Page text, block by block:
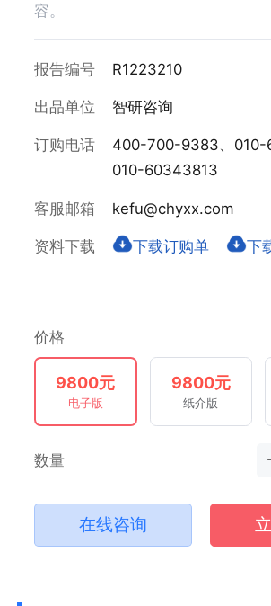
容。
报告编号 R1223210
出品单位 智研咨询
订购电话
400-700-9383、010-
010-60343813
客服邮箱 kefu@chyxx.com
资料下载 下载订购单 下
价格
9800元
电子版
9800元
纸介版
数量
在线咨询